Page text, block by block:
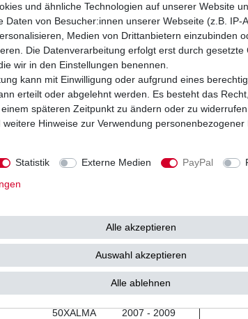
H250XEC
2008 - 2013
F29XJEC
2007 - 2008
H290XEC
2008 - 2010
F450C0PE
2005 - 2007
F450XEC
2005 - 2008
F45XJEC
2007 - 2008
H450XEC
2008 - 2009
B12500MB
2011 - 2013
F49XJMC
2007 - 2008
2010 - 2011
50XACMA
2009
2012 - 2013
50RALMA
2010 - 2011
50XALMA
2007 - 2009
und ähnliche Technologien auf unserer Website
Daten von Besucher:innen unserer Webseite (z.B. IP-
Medien von Drittanbietern einzubinden
Die Datenverarbeitung erfolgt erst durch gesetzte
wir in den Einstellungen benennen.
kann mit Einwilligung oder aufgrund eines
erteilt oder abgelehnt werden. Es besteht das
späteren Zeitpunkt zu ändern oder zu
weitere Hinweise zur Verwendung
Statistik Externe Medien PayPal
Alle akzeptieren
Auswahl akzeptieren
Alle ablehnen